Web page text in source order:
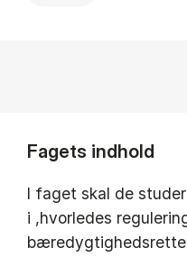
Fagets indhold
I faget skal de
i ,hvorledes